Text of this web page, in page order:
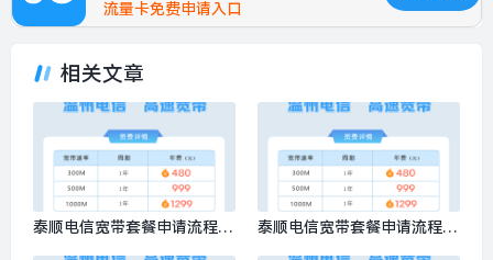
流量卡免费申请入口
相关文章
泰顺电信宽带套餐申请流程，
泰顺电信宽带套餐申请流程